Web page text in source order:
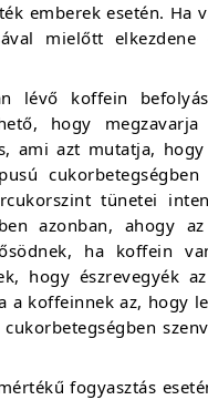
emberek esetén. Ha
mielőtt elkezdene
lévő koffein
hogy
ami azt mutatja,
cukorbetegségben
tünetei
azonban, ahogy az
ha koffein
hogy észrevegyék
a koffeinnek az, hogy
fogyasztás